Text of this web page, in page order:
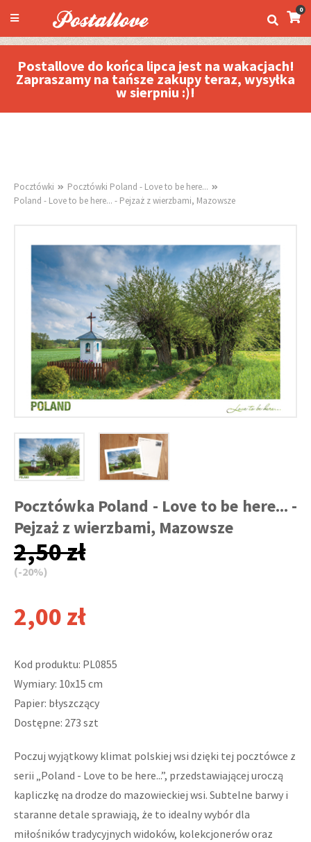
0
Postallove do końca lipca jest na wakacjach!
Zapraszamy na tańsze zakupy teraz, wysyłka
w sierpniu :)!
Pocztówki
Pocztówki Poland - Love to be here...
Poland - Love to be here... - Pejzaż z wierzbami, Mazowsze
Pocztówka Poland - Love to be here... -
Pejzaż z wierzbami, Mazowsze
2,50 zł
(-20%)
2,00 zł
Kod produktu: PL0855
Wymiary: 10x15 cm
Papier: błyszczący
Dostępne: 273 szt
Poczuj wyjątkowy klimat polskiej wsi dzięki tej pocztówce z
serii „Poland - Love to be here...”, przedstawiającej uroczą
kapliczkę na drodze do mazowieckiej wsi. Subtelne barwy i
staranne detale sprawiają, że to idealny wybór dla
miłośników tradycyjnych widoków, kolekcjonerów oraz